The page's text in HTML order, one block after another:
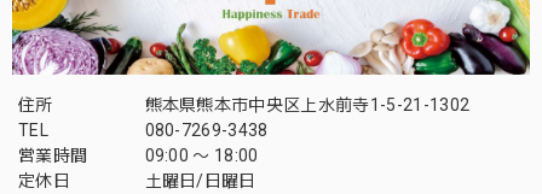
住所
熊本県熊本市中央区上水前寺1-5-21-1302
TEL
080-7269-3438
営業時間
09:00 〜 18:00
定休日
土曜日/日曜日